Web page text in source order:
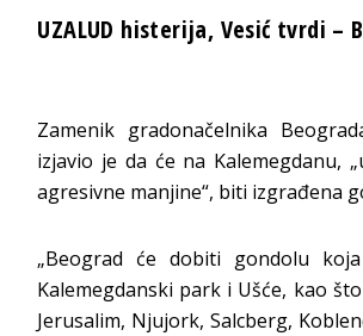
UZALUD histerija, Vesić tvrdi –
Zamenik gradonačelnika
izjavio je da će na Kalemegdanu,
agresivne manjine“, biti izgrađena
„Beograd će dobiti gondolu
Kalemegdanski park i Ušće, kao
Jerusalim, Njujork, Salcberg,